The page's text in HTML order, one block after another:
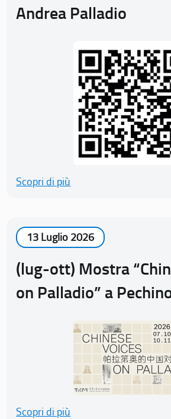
Andrea Palladio
Scopri di più
13 Luglio 2026
(lug-ott) Mostra
on Palladio” a
Scopri di più